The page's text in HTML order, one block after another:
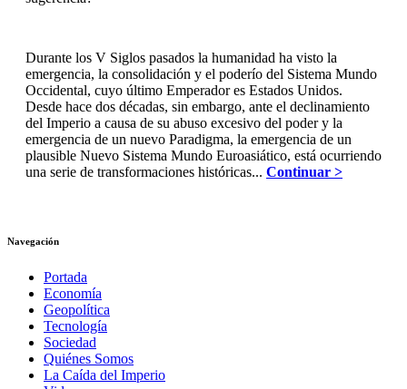
Durante los V Siglos pasados la humanidad ha visto la
emergencia, la consolidación y el poderío del Sistema Mundo
Occidental, cuyo último Emperador es Estados Unidos.
Desde hace dos décadas, sin embargo, ante el declinamiento
del Imperio a causa de su abuso excesivo del poder y la
emergencia de un nuevo Paradigma, la emergencia de un
plausible Nuevo Sistema Mundo Euroasiático, está ocurriendo
una serie de transformaciones históricas... Continuar >
Navegación
Portada
Economía
Geopolítica
Tecnología
Sociedad
Quiénes Somos
La Caída del Imperio